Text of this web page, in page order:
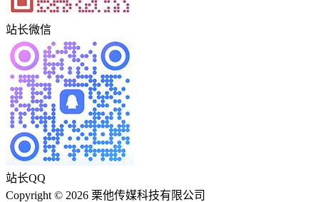
站长微信
站长QQ
Copyright © 2026 栗他传媒科技有限公司